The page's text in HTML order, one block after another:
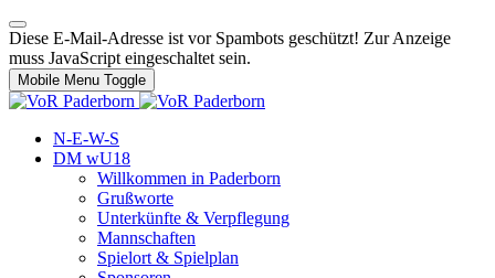
Diese E-Mail-Adresse ist vor Spambots geschützt! Zur Anzeige
muss JavaScript eingeschaltet sein.
Mobile Menu Toggle
N-E-W-S
DM wU18
Willkommen in Paderborn
Grußworte
Unterkünfte & Verpflegung
Mannschaften
Spielort & Spielplan